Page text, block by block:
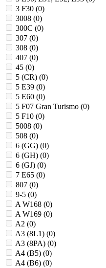
3 F30 (0)
3008 (0)
300C (0)
307 (0)
308 (0)
407 (0)
45 (0)
5 (CR) (0)
5 E39 (0)
5 E60 (0)
5 F07 Gran Turismo (0)
5 F10 (0)
5008 (0)
508 (0)
6 (GG) (0)
6 (GH) (0)
6 (GJ) (0)
7 E65 (0)
807 (0)
9-5 (0)
A W168 (0)
A W169 (0)
A2 (0)
A3 (8L1) (0)
A3 (8PA) (0)
A4 (B5) (0)
A4 (B6) (0)